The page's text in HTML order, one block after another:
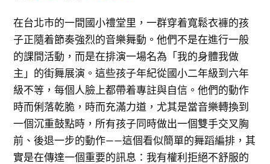
在台北市的一間國小禮堂里，一群穿着寬鬆衣褲的孩
子正隨着節奏強烈的音樂舞動。他們不是在進行一般
的課間活動，而是在排演一場名為「我的身體我做
主」的街舞展演。這些孩子年紀從國小二年級到六年
級不等，每個人臉上都帶着專註與自信。他們的動作
時而俐落乾脆，時而充滿力道，尤其是當音樂轉換到
一個沉重鼓點時，所有孩子同時做出一個雙手交叉胸
前、後退一步的動作——這個看似簡單的舞蹈編排，其
實是在傳達一個重要的訊息：我有權利拒絕不舒服的